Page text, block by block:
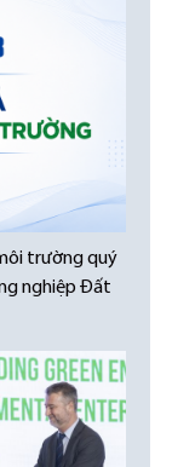
trường quý
nghiệp Đất